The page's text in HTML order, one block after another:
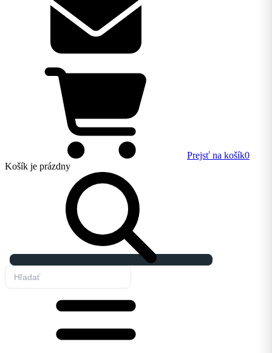
Prejsť na košík0
Košík je prázdny